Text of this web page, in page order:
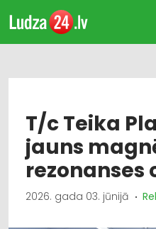
T/c Teika
jauns
rezonanses
2026. gada 03. jūnijā